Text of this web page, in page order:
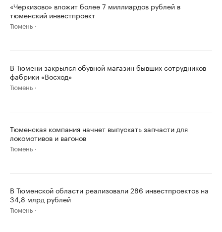
«Черкизово» вложит более 7 миллиардов рублей в
тюменский инвестпроект
Тюмень
В Тюмени закрылся обувной магазин бывших сотрудников
фабрики «Восход»
Тюмень
Тюменская компания начнет выпускать запчасти для
локомотивов и вагонов
Тюмень
В Тюменской области реализовали 286 инвестпроектов на
34,8 млрд рублей
Тюмень